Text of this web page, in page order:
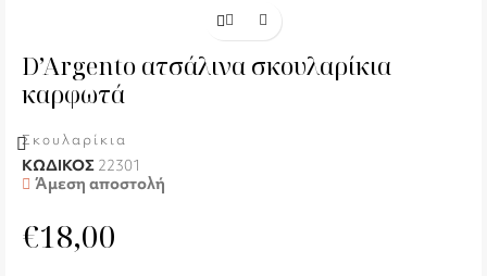
D’Argento ατσάλινα σκουλαρίκια
καρφωτά
Σκουλαρίκια
ΚΩΔΙΚΟΣ 22301
Άμεση αποστολή
€18,00